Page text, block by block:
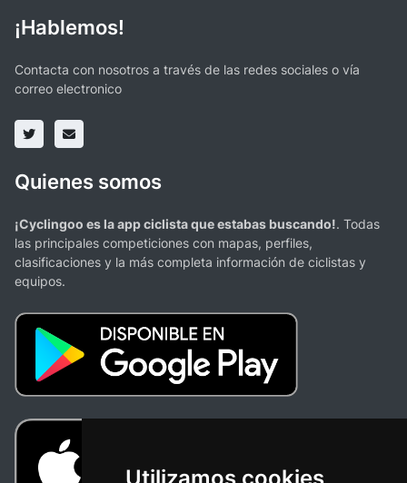
¡Hablemos!
Contacta con nosotros a través de las redes sociales o vía
correo electronico
Quienes somos
¡Cyclingoo es la app ciclista que estabas buscando!. Todas
las principales competiciones con mapas, perfiles,
clasificaciones y la más completa información de ciclistas y
equipos.